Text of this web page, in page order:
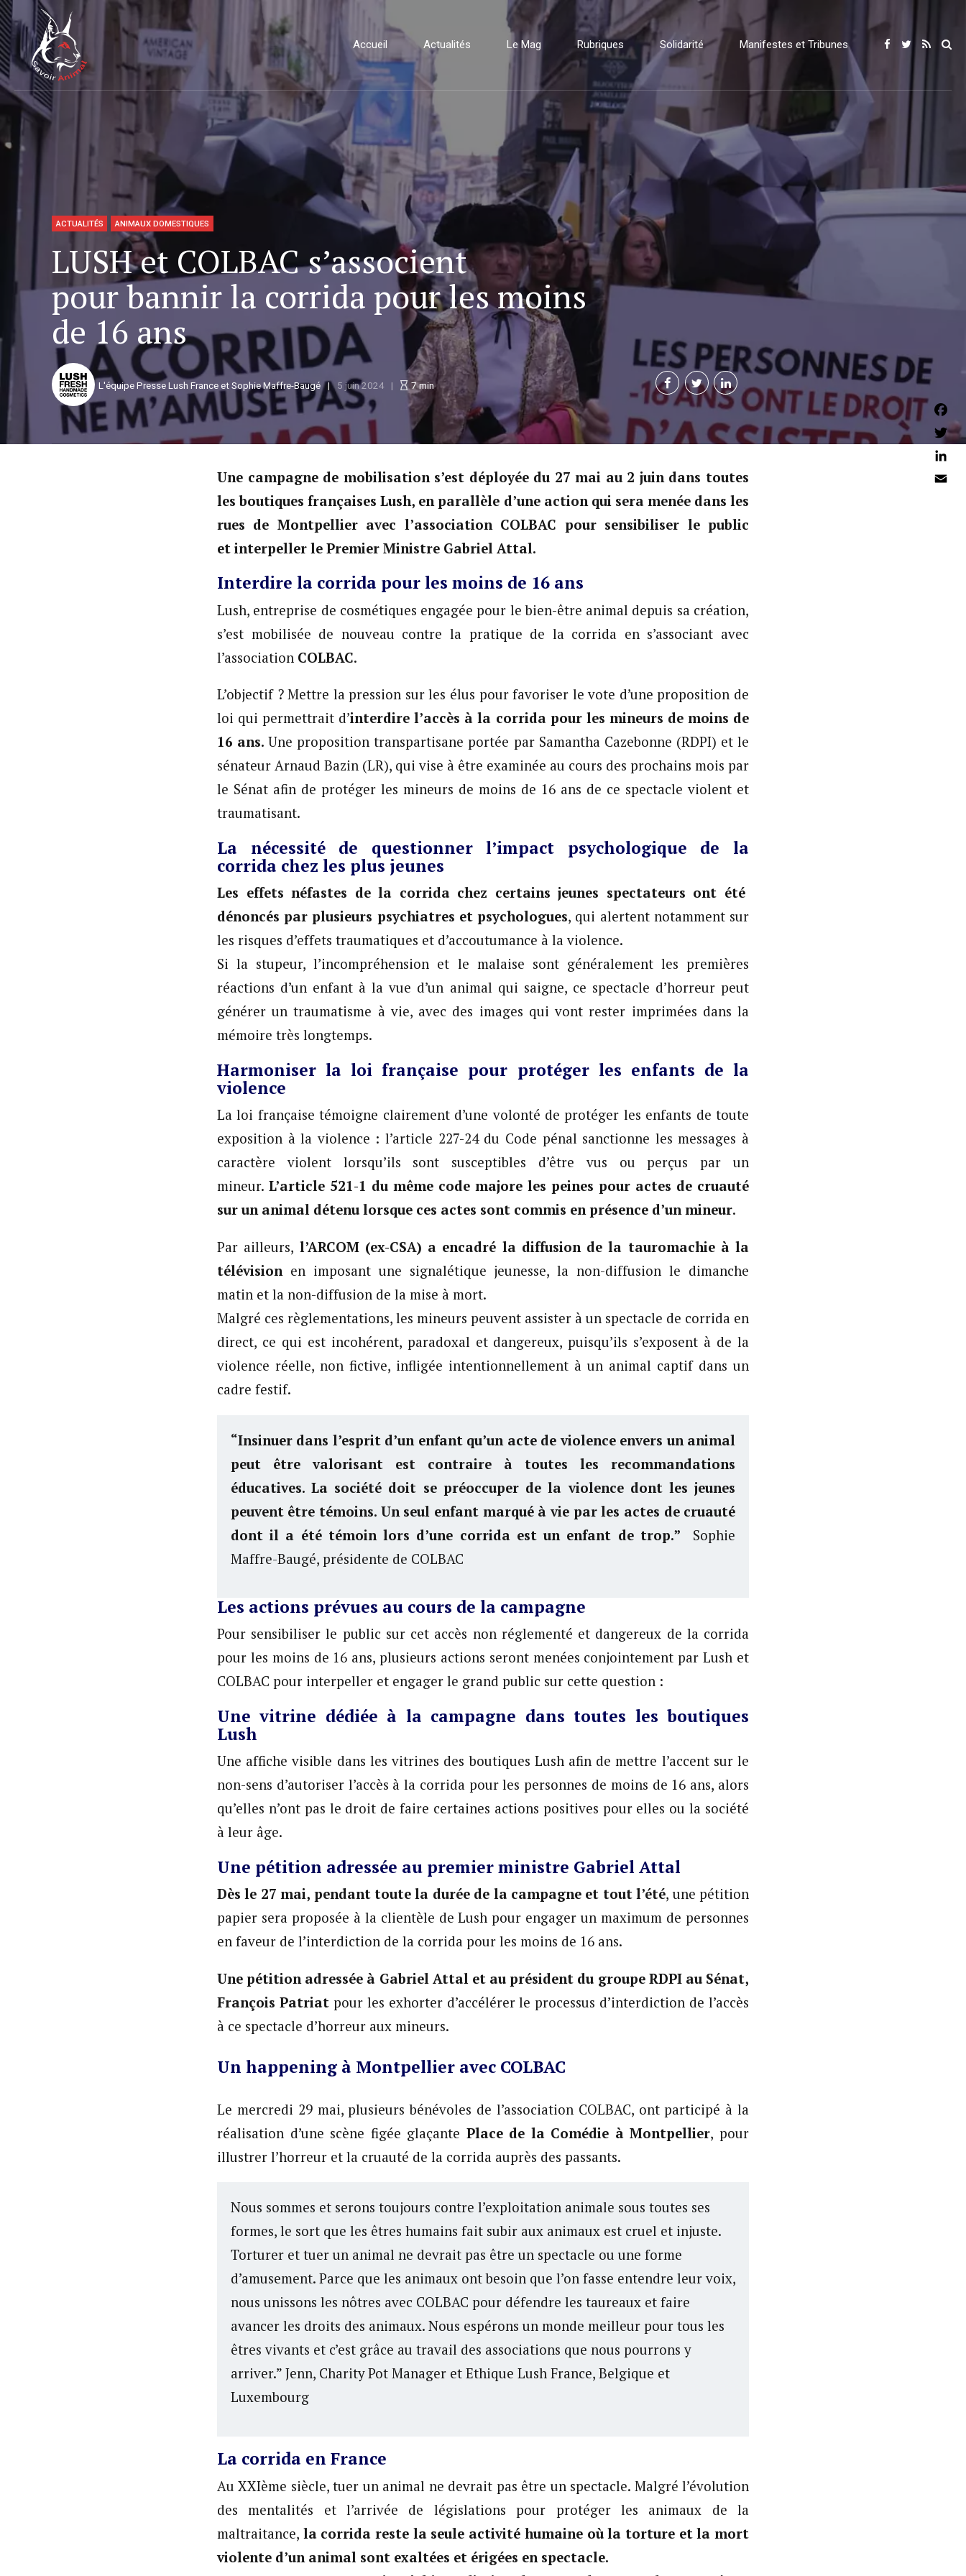
Accueil Actualités Le Mag Rubriques Solidarité Manifestes et Tribunes
ACTUALITÉS ANIMAUX DOMESTIQUES
LUSH et COLBAC s’associent
pour bannir la corrida pour les moins
de 16 ans
L'équipe Presse Lush France et Sophie Maffre-Baugé 5 juin 2024 7min
Une campagne de mobilisation s’est déployée du 27 mai au 2 juin dans toutes
les boutiques françaises Lush, en parallèle d’une action qui sera menée dans les
rues de Montpellier avec l’association COLBAC pour sensibiliser le public
et interpeller le Premier Ministre Gabriel Attal.
Interdire la corrida pour les moins de 16 ans
Lush, entreprise de cosmétiques engagée pour le bien-être animal depuis sa création,
s’est mobilisée de nouveau contre la pratique de la corrida en s’associant avec
l’association COLBAC.
L’objectif ? Mettre la pression sur les élus pour favoriser le vote d’une proposition de
loi qui permettrait d’interdire l’accès à la corrida pour les mineurs de moins de
16 ans.Une proposition transpartisane portée par Samantha Cazebonne (RDPI) et le
sénateur Arnaud Bazin (LR), qui vise à être examinée au cours des prochains mois par
le Sénat afin de protéger les mineurs de moins de 16 ans de ce spectacle violent et
traumatisant.
La nécessité de questionner l’impact psychologique de la
corrida chez les plus jeunes
Les effets néfastes de la corrida chez certains jeunes spectateurs ont été
dénoncés par plusieurs psychiatres et psychologues, qui alertent notamment sur
les risques d’effets traumatiques et d’accoutumance à la violence.
Si la stupeur, l’incompréhension et le malaise sont généralement les premières
réactions d’un enfant à la vue d’un animal qui saigne, ce spectacle d’horreur peut
générer un traumatisme à vie, avec des images qui vont rester imprimées dans la
mémoire très longtemps.
Harmoniser la loi française pour protéger les enfants de la
violence
La loi française témoigne clairement d’une volonté de protéger les enfants de toute
exposition à la violence : l’article 227-24 du Code pénal sanctionne les messages à
caractère violent lorsqu’ils sont susceptibles d’être vus ou perçus par un
mineur. L’article 521-1 du même code majore les peines pour actes de cruauté
sur un animal détenu lorsque ces actes sont commis en présence d’un mineur.
Par ailleurs, l’ARCOM (ex-CSA) a encadré la diffusion de la tauromachie à la
télévision en imposant une signalétique jeunesse, la non-diffusion le dimanche
matin et la non-diffusion de la mise à mort.
Malgré ces règlementations, les mineurs peuvent assister à un spectacle de corrida en
direct, ce qui est incohérent, paradoxal et dangereux, puisqu’ils s’exposent à de la
violence réelle, non fictive, infligée intentionnellement à un animal captif dans un
cadre festif.
“Insinuer dans l’esprit d’un enfant qu’un acte de violence envers un animal
peut être valorisant est contraire à toutes les recommandations
éducatives. La société doit se préoccuper de la violence dont les jeunes
peuvent être témoins. Un seul enfant marqué à vie par les actes de cruauté
dont il a été témoin lors d’une corrida est un enfant de trop.”
Sophie
Maffre-Baugé, présidente de COLBAC
Les actions prévues au cours de la campagne
Pour sensibiliser le public sur cet accès non réglementé et dangereux de la corrida
pour les moins de 16 ans, plusieurs actions seront menées conjointement par Lush et
COLBAC pour interpeller et engager le grand public sur cette question :
Une vitrine dédiée à la campagne dans toutes les boutiques
Lush
Une affiche visible dans les vitrines des boutiques Lush afin de mettre l’accent sur le
non-sens d’autoriser l’accès à la corrida pour les personnes de moins de 16 ans, alors
qu’elles n’ont pas le droit de faire certaines actions positives pour elles ou la société
à leur âge.
Une pétition adressée au premier ministre Gabriel Attal
Dès le 27 mai, pendant toute la durée de la campagne et tout l’été, une pétition
papier sera proposée à la clientèle de Lush pour engager un maximum de personnes
en faveur de l’interdiction de la corrida pour les moins de 16 ans.
Une pétition adressée à Gabriel Attal et au président du groupe RDPI au Sénat,
François Patriat pour les exhorter d’accélérer le processus d’interdiction de l’accès
à ce spectacle d’horreur aux mineurs.
Un happening à Montpellier avec COLBAC
Le mercredi 29 mai, plusieurs bénévoles de l’association COLBAC, ont participé à la
réalisation d’une scène figée glaçante Place de la Comédie à Montpellier, pour
illustrer l’horreur et la cruauté de la corrida auprès des passants.
Nous sommes et serons toujours contre l’exploitation animale sous toutes ses
formes, le sort que les êtres humains fait subir aux animaux est cruel et injuste.
Torturer et tuer un animal ne devrait pas être un spectacle ou une forme
d’amusement. Parce que les animaux ont besoin que l’on fasse entendre leur voix,
nous unissons les nôtres avec COLBAC pour défendre les taureaux et faire
avancer les droits des animaux. Nous espérons un monde meilleur pour tous les
êtres vivants et c’est grâce au travail des associations que nous pourrons y
arriver.” Jenn, Charity Pot Manager et Ethique Lush France, Belgique et
Luxembourg
La corrida en France
Au XXIème siècle, tuer un animal ne devrait pas être un spectacle. Malgré l’évolution
des mentalités et l’arrivée de législations pour protéger les animaux de la
maltraitance, la corrida reste la seule activité humaine où la torture et la mort
violente d’un animal sont exaltées et érigées en spectacle.
Twitter